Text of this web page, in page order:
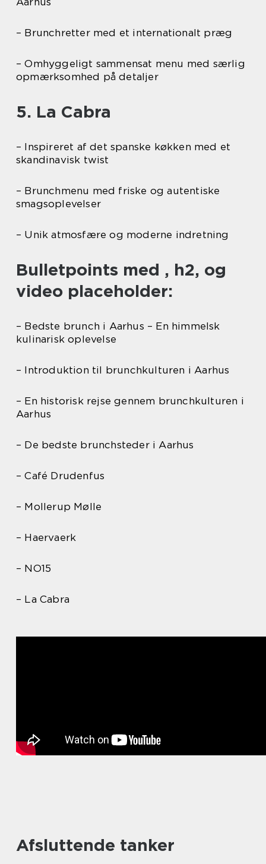
– Brunchretter med et internationalt præg
– Omhyggeligt sammensat menu med særlig
opmærksomhed på detaljer
5. La Cabra
– Inspireret af det spanske køkken med et
skandinavisk twist
– Brunchmenu med friske og autentiske
smagsoplevelser
– Unik atmosfære og moderne indretning
Bulletpoints med , h2, og
video placeholder:
– Bedste brunch i Aarhus – En himmelsk
kulinarisk oplevelse
– Introduktion til brunchkulturen i Aarhus
– En historisk rejse gennem brunchkulturen i
Aarhus
– De bedste brunchsteder i Aarhus
– Café Drudenfus
– Mollerup Mølle
– Haervaerk
– NO15
– La Cabra
Afsluttende tanker